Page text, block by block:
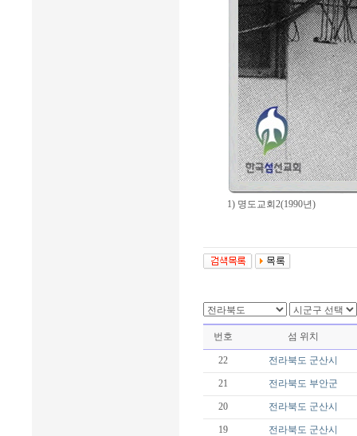
1) 명도교회2(1990년)
번호 섬 위치
22 전라북도 군산시
21 전라북도 부안군
20 전라북도 군산시
19 전라북도 군산시